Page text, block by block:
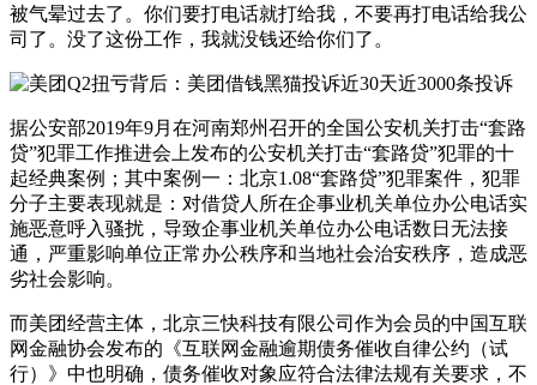
被气晕过去了。你们要打电话就打给我，不要再打电话给我公
司了。没了这份工作，我就没钱还给你们了。
据公安部2019年9月在河南郑州召开的全国公安机关打击“套路
贷”犯罪工作推进会上发布的公安机关打击“套路贷”犯罪的十
起经典案例；其中案例一：北京1.08“套路贷”犯罪案件，犯罪
分子主要表现就是：对借贷人所在企事业机关单位办公电话实
施恶意呼入骚扰，导致企事业机关单位办公电话数日无法接
通，严重影响单位正常办公秩序和当地社会治安秩序，造成恶
劣社会影响。
而美团经营主体，北京三快科技有限公司作为会员的中国互联
网金融协会发布的《互联网金融逾期债务催收自律公约（试
行）》中也明确，债务催收对象应符合法律法规有关要求，不